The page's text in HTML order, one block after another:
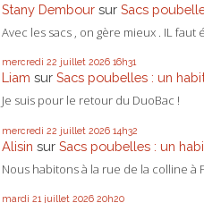
Stany Dembour sur Sacs
Avec les sacs , on gère mieux . IL
mercredi 22 juillet 2026 16h31
Liam sur Sacs poubelles : un
Je suis pour le retour du DuoBac !
mercredi 22 juillet 2026 14h32
Alisin sur Sacs poubelles : un
Nous habitons à la rue de la colline à
mardi 21 juillet 2026 20h20